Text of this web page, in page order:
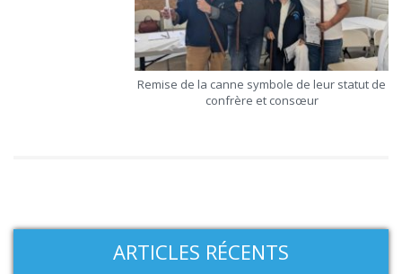
Remise de la canne symbole de leur statut de
confrère et consœur
ARTICLES RÉCENTS